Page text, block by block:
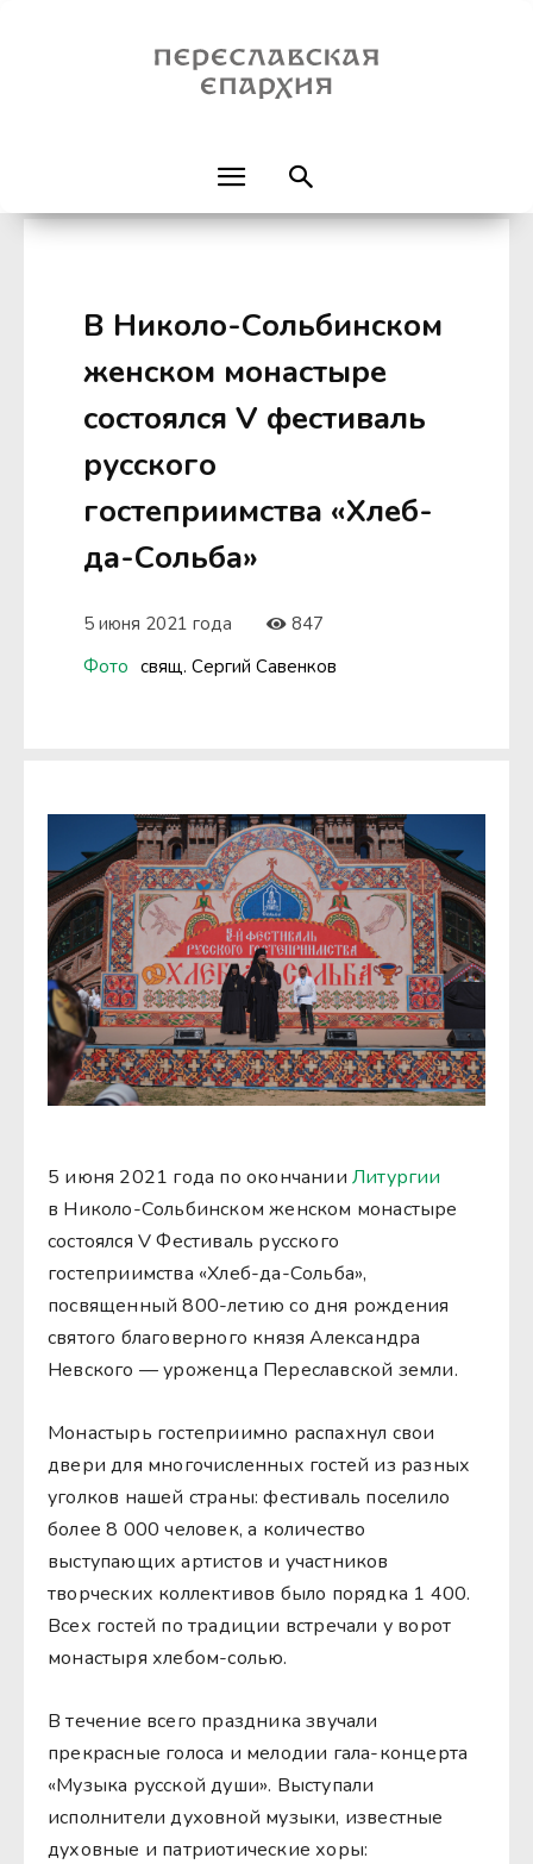
В Николо-Сольбинском
женском монастыре
состоялся V фестиваль
русского
гостеприимства «Хлеб-
да-Сольба»
5 июня 2021 года
847
Фото свящ. Сергий Савенков
5 июня 2021 года по окончании Литургии
в Николо-Сольбинском женском монастыре
состоялся V Фестиваль русского
гостеприимства «Хлеб-да-Сольба»,
посвященный 800-летию со дня рождения
святого благоверного князя Александра
Невского — уроженца Переславской земли.
Монастырь гостеприимно распахнул свои
двери для многочисленных гостей из разных
уголков нашей страны: фестиваль поселило
более 8 000 человек, а количество
выступающих артистов и участников
творческих коллективов было порядка 1 400.
Всех гостей по традиции встречали у ворот
монастыря хлебом-солью.
В течение всего праздника звучали
прекрасные голоса и мелодии гала-концерта
«Музыка русской души». Выступали
исполнители духовной музыки, известные
духовные и патриотические хоры: